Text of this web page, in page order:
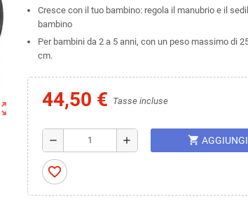
Cresce con il tuo bambino: regola il manubrio e il
bambino
Per bambini da 2 a 5 anni, con un peso massimo di
cm.
44,50 € Tasse incluse
remove add shopping_cart
favorite_border